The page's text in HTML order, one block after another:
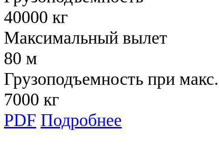
40000 кг
Максимальный вылет
80 м
Грузоподъемность при
7000 кг
PDF Подробнее